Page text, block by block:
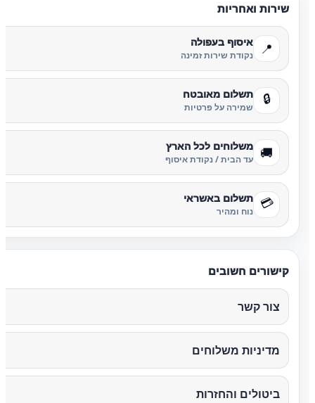
שירות ואחריות
📍 איסוף בעפולה
נקודת שירות זמינה
🔒 תשלום מאובטח
שמירה על פרטיות
🚚 משלוחים לכל הארץ
עד הבית / נקודת איסוף
💳 תשלום באשראי
נוח ומהיר
קישורים חשובים
צור קשר
מדיניות משלוחים
ביטולים והחזרות